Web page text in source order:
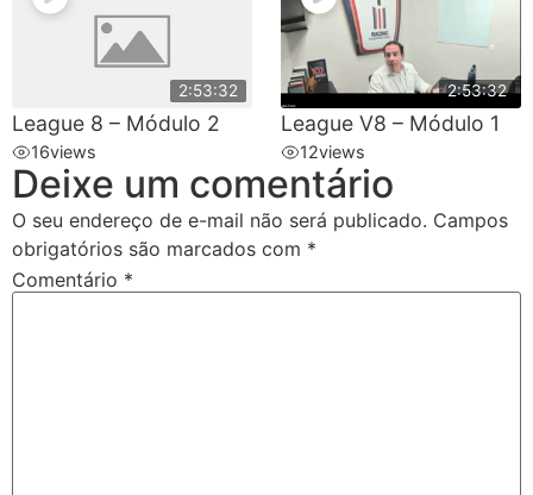
2:53:32
League 8 – Módulo 2
16views
2:53:32
League V8 – Módulo 1
12views
Deixe um comentário
O seu endereço de e-mail não será publicado. Campos
obrigatórios são marcados com *
Comentário *